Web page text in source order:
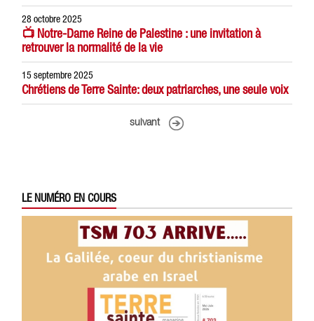
28 octobre 2025
📺 Notre-Dame Reine de Palestine : une invitation à
retrouver la normalité de la vie
15 septembre 2025
Chrétiens de Terre Sainte: deux patriarches, une seule voix
suivant
LE NUMÉRO EN COURS